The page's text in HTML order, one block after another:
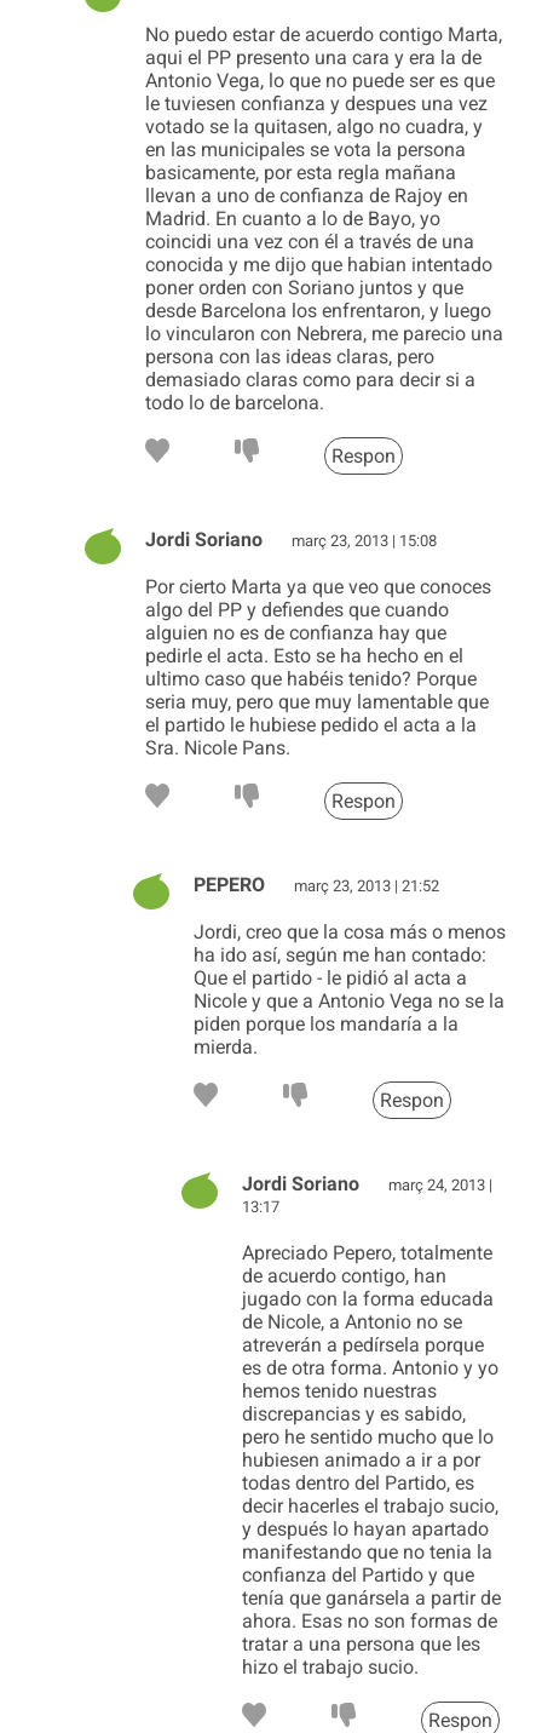
No puedo estar de acuerdo contigo Marta,
aqui el PP presento una cara y era la de
Antonio Vega, lo que no puede ser es que
le tuviesen confianza y despues una vez
votado se la quitasen, algo no cuadra, y
en las municipales se vota la persona
basicamente, por esta regla mañana
llevan a uno de confianza de Rajoy en
Madrid. En cuanto a lo de Bayo, yo
coincidi una vez con él a través de una
conocida y me dijo que habian intentado
poner orden con Soriano juntos y que
desde Barcelona los enfrentaron, y luego
lo vincularon con Nebrera, me parecio una
persona con las ideas claras, pero
demasiado claras como para decir si a
todo lo de barcelona.
Respon
Jordi Soriano març 23, 2013 | 15:08
Por cierto Marta ya que veo que conoces
algo del PP y defiendes que cuando
alguien no es de confianza hay que
pedirle el acta. Esto se ha hecho en el
ultimo caso que habéis tenido? Porque
seria muy, pero que muy lamentable que
el partido le hubiese pedido el acta a la
Sra. Nicole Pans.
Respon
PEPERO març 23, 2013 | 21:52
Jordi, creo que la cosa más o menos
ha ido así, según me han contado:
Que el partido - le pidió al acta a
Nicole y que a Antonio Vega no se la
piden porque los mandaría a la
mierda.
Respon
Jordi Soriano
març 24, 2013 |
13:17
Apreciado Pepero, totalmente
de acuerdo contigo, han
jugado con la forma educada
de Nicole, a Antonio no se
atreverán a pedírsela porque
es de otra forma. Antonio y yo
hemos tenido nuestras
discrepancias y es sabido,
pero he sentido mucho que lo
hubiesen animado a ir a por
todas dentro del Partido, es
decir hacerles el trabajo sucio,
y después lo hayan apartado
manifestando que no tenia la
confianza del Partido y que
tenía que ganársela a partir de
ahora. Esas no son formas de
tratar a una persona que les
hizo el trabajo sucio.
Respon